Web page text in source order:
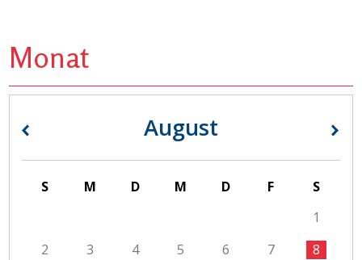
Monat
August
« »
S M D M D F
S
1
2
3 4 5 6 7
8